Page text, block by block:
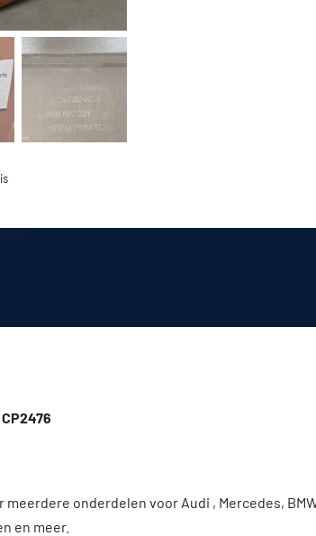
onderdelen voor Audi , Mercedes,
en meer.